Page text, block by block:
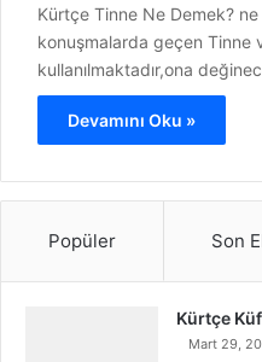
Kürtçe Tinne Ne Demek?
konuşmalarda geçen Tinne
kullanılmaktadır,ona
Devamını Oku »
Popüler Son
Kürtçe
Mart 29,